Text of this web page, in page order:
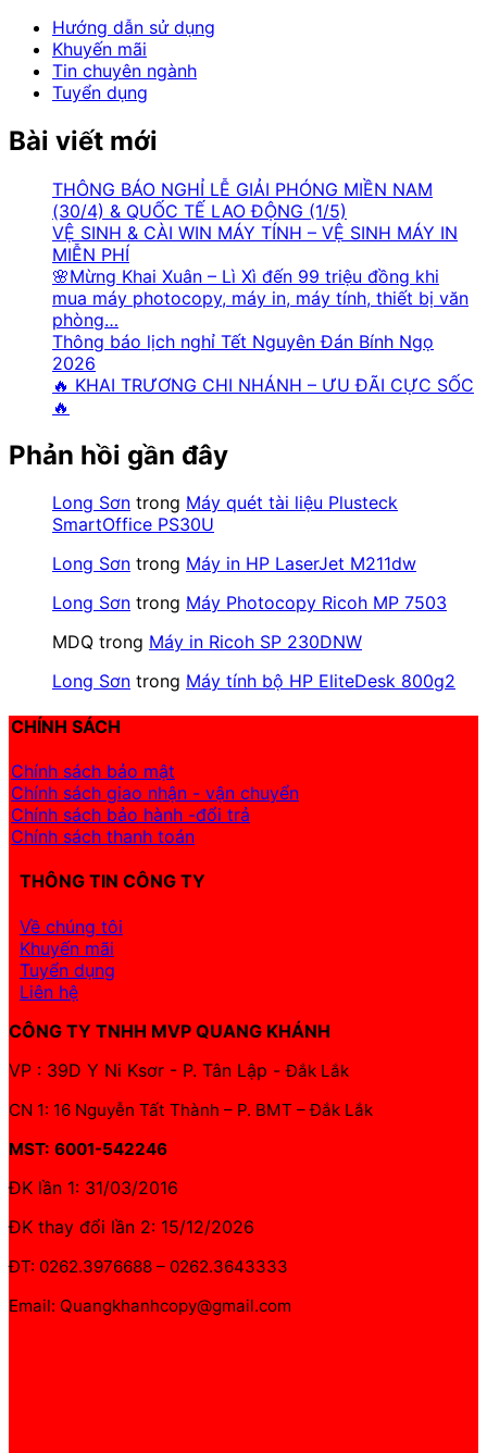
Hướng dẫn sử dụng
Khuyến mãi
Tin chuyên ngành
Tuyển dụng
Bài viết mới
THÔNG BÁO NGHỈ LỄ GIẢI PHÓNG MIỀN NAM
(30/4) & QUỐC TẾ LAO ĐỘNG (1/5)
VỆ SINH & CÀI WIN MÁY TÍNH – VỆ SINH MÁY IN
MIỄN PHÍ
🌸Mừng Khai Xuân – Lì Xì đến 99 triệu đồng khi
mua máy photocopy, máy in, máy tính, thiết bị văn
phòng…
Thông báo lịch nghỉ Tết Nguyên Đán Bính Ngọ
2026
🔥 KHAI TRƯƠNG CHI NHÁNH – ƯU ĐÃI CỰC SỐC
🔥
Phản hồi gần đây
Long Sơn trong Máy quét tài liệu Plusteck
SmartOffice PS30U
Long Sơn trong Máy in HP LaserJet M211dw
Long Sơn trong Máy Photocopy Ricoh MP 7503
MDQ trong Máy in Ricoh SP 230DNW
Long Sơn trong Máy tính bộ HP EliteDesk 800g2
CHÍNH SÁCH
Chính sách bảo mật
Chính sách giao nhận - vận chuyển
Chính sách bảo hành -đổi trả
Chính sách thanh toán
THÔNG TIN CÔNG TY
Về chúng tôi
Khuyến mãi
Tuyển dụng
Liên hệ
CÔNG TY TNHH MVP QUANG KHÁNH
VP : 39D Y Ni Ksơr - P. Tân Lập -Đắk Lắk
CN 1: 16 Nguyễn Tất Thành – P. BMT – Đắk Lắk
MST: 6001-542246
ĐK lần 1: 31/03/2016
ĐK thay đổi lần 2: 15/12/2026
ĐT: 0262.3976688 – 0262.3643333
Email: Quangkhanhcopy@gmail.com